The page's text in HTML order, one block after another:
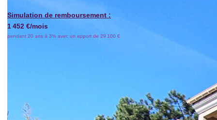
Simulation de remboursement :
1 452 €/mois
pendant 20 ans à 3% avec un apport de 29 100 €
Réf : 6536
Centre ville de Thiais, dans une petite résidence de 2000